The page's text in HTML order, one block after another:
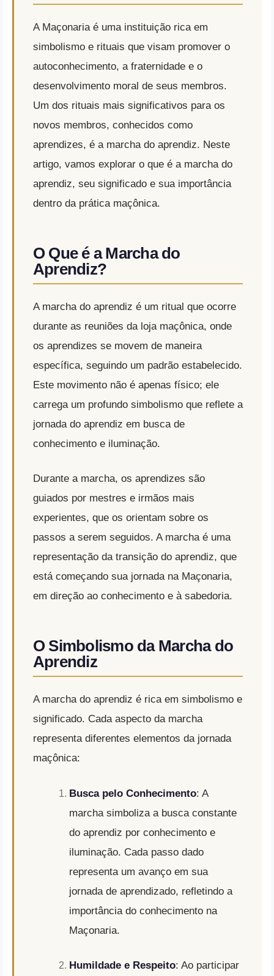
A Maçonaria é uma instituição rica em
simbolismo e rituais que visam promover o
autoconhecimento, a fraternidade e o
desenvolvimento moral de seus membros.
Um dos rituais mais significativos para os
novos membros, conhecidos como
aprendizes, é a marcha do aprendiz. Neste
artigo, vamos explorar o que é a marcha do
aprendiz, seu significado e sua importância
dentro da prática maçônica.
O Que é a Marcha do
Aprendiz?
A marcha do aprendiz é um ritual que ocorre
durante as reuniões da loja maçônica, onde
os aprendizes se movem de maneira
específica, seguindo um padrão estabelecido.
Este movimento não é apenas físico; ele
carrega um profundo simbolismo que reflete a
jornada do aprendiz em busca de
conhecimento e iluminação.
Durante a marcha, os aprendizes são
guiados por mestres e irmãos mais
experientes, que os orientam sobre os
passos a serem seguidos. A marcha é uma
representação da transição do aprendiz, que
está começando sua jornada na Maçonaria,
em direção ao conhecimento e à sabedoria.
O Simbolismo da Marcha do
Aprendiz
A marcha do aprendiz é rica em simbolismo e
significado. Cada aspecto da marcha
representa diferentes elementos da jornada
maçônica:
Busca pelo Conhecimento: A
marcha simboliza a busca constante
do aprendiz por conhecimento e
iluminação. Cada passo dado
representa um avanço em sua
jornada de aprendizado, refletindo a
importância do conhecimento na
Maçonaria.
Humildade e Respeito: Ao participar